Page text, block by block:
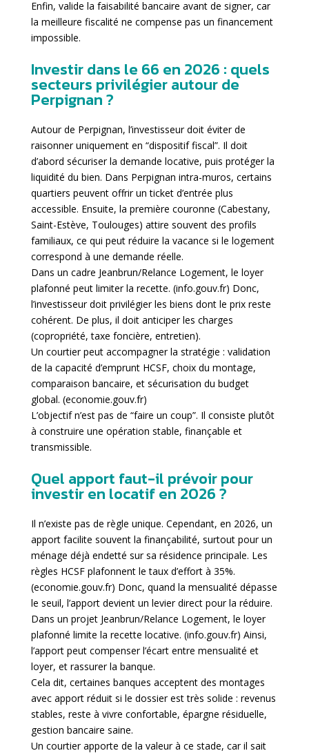
Enfin, valide la faisabilité bancaire avant de signer, car
la meilleure fiscalité ne compense pas un financement
impossible.
Investir dans le 66 en 2026 : quels
secteurs privilégier autour de
Perpignan ?
Autour de Perpignan, l’investisseur doit éviter de
raisonner uniquement en “dispositif fiscal”. Il doit
d’abord sécuriser la demande locative, puis protéger la
liquidité du bien. Dans Perpignan intra-muros, certains
quartiers peuvent offrir un ticket d’entrée plus
accessible. Ensuite, la première couronne (Cabestany,
Saint-Estève, Toulouges) attire souvent des profils
familiaux, ce qui peut réduire la vacance si le logement
correspond à une demande réelle.
Dans un cadre Jeanbrun/Relance Logement, le loyer
plafonné peut limiter la recette. (info.gouv.fr) Donc,
l’investisseur doit privilégier les biens dont le prix reste
cohérent. De plus, il doit anticiper les charges
(copropriété, taxe foncière, entretien).
Un courtier peut accompagner la stratégie : validation
de la capacité d’emprunt HCSF, choix du montage,
comparaison bancaire, et sécurisation du budget
global. (economie.gouv.fr)
L’objectif n’est pas de “faire un coup”. Il consiste plutôt
à construire une opération stable, finançable et
transmissible.
Quel apport faut-il prévoir pour
investir en locatif en 2026 ?
Il n’existe pas de règle unique. Cependant, en 2026, un
apport facilite souvent la finançabilité, surtout pour un
ménage déjà endetté sur sa résidence principale. Les
règles HCSF plafonnent le taux d’effort à 35%.
(economie.gouv.fr) Donc, quand la mensualité dépasse
le seuil, l’apport devient un levier direct pour la réduire.
Dans un projet Jeanbrun/Relance Logement, le loyer
plafonné limite la recette locative. (info.gouv.fr) Ainsi,
l’apport peut compenser l’écart entre mensualité et
loyer, et rassurer la banque.
Cela dit, certaines banques acceptent des montages
avec apport réduit si le dossier est très solide : revenus
stables, reste à vivre confortable, épargne résiduelle,
gestion bancaire saine.
Un courtier apporte de la valeur à ce stade, car il sait